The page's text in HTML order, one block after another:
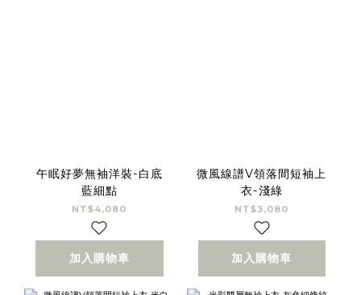
午眠好夢無袖洋裝-白底
藍細點
NT$4,080
加入購物車
微風線譜V領落間短袖上
衣-淺綠
NT$3,080
加入購物車